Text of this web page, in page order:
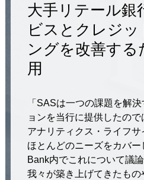
大手リテール銀
ビスとクレジッ
ングを改善す
用
「SASは一つの課題を解
ョンを当行に提供したの
アナリティクス・ライフ
ほとんどのニーズをカバ
Bank内でこれについて議
我々が築き上げてきたも